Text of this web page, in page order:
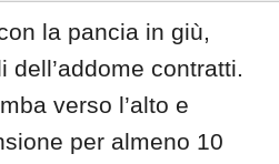
la pancia in giù,
dell’addome contratti.
verso l’alto e
per almeno 10